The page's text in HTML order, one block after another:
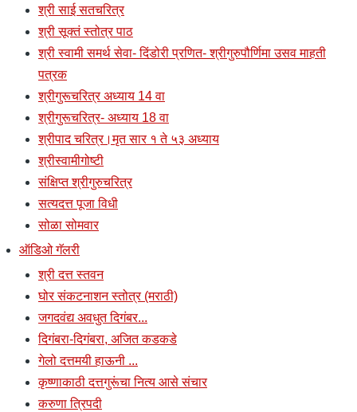
श्री साई सतचरित्र
श्री सूक्तं स्तोत्र पाठ
श्री स्वामी समर्थ सेवा- दिंडोरी प्रणित- श्रीगुरुपौर्णिमा उसव माहती
पत्रक
श्रीगुरूचरित्र अध्याय 14 वा
श्रीगुरूचरित्र- अध्याय 18 वा
श्रीपाद चरित्र।मृत सार १ ते ५३ अध्याय
श्रीस्वामीगोष्टी
संक्षिप्त श्रीगुरुचरित्र
सत्यदत्त पूजा विधी
सोळा सोमवार
ऑडिओ गॅलरी
श्री दत्त स्तवन
घोर संकटनाशन स्तोत्र (मराठी)
जगदवंद्य अवधुत दिगंबर...
दिगंबरा-दिगंबरा, अजित कडकडे
गेलो दत्तमयी हाऊनी ...
कृष्णाकाठी दत्तगुरूंचा नित्य आसे संचार
करुणा त्रिपदी